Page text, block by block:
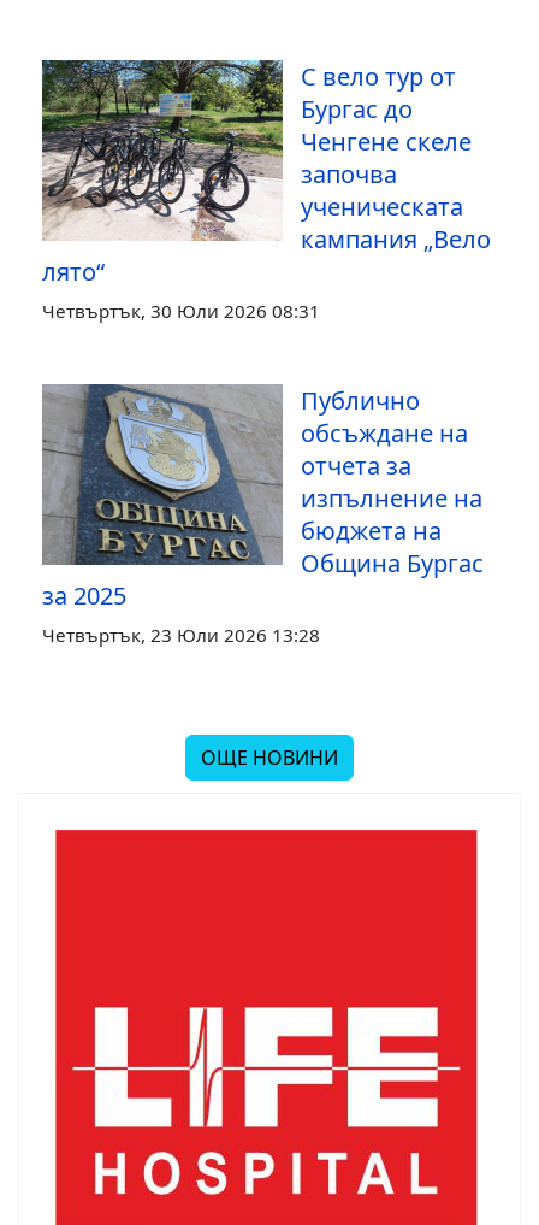
С вело тур от
Бургас до
Ченгене скеле
започва
ученическата
кампания „Вело
лято“
Четвъртък, 30 Юли 2026 08:31
Публично
обсъждане на
отчета за
изпълнение на
бюджета на
Община Бургас
за 2025
Четвъртък, 23 Юли 2026 13:28
ОЩЕ НОВИНИ